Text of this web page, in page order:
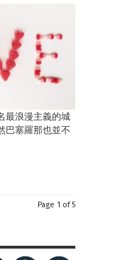
最浪漫主義的城
巴塞羅那也並不
Page 1 of 5